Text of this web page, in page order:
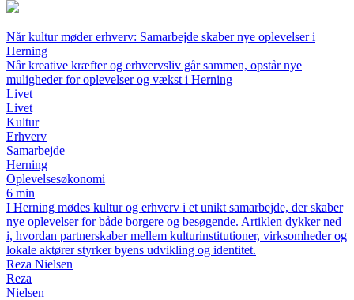
Når kultur møder erhverv: Samarbejde skaber nye oplevelser i
Herning
Når kreative kræfter og erhvervsliv går sammen, opstår nye
muligheder for oplevelser og vækst i Herning
Livet
Livet
Kultur
Erhverv
Samarbejde
Herning
Oplevelsesøkonomi
6 min
I Herning mødes kultur og erhverv i et unikt samarbejde, der skaber
nye oplevelser for både borgere og besøgende. Artiklen dykker ned
i, hvordan partnerskaber mellem kulturinstitutioner, virksomheder og
lokale aktører styrker byens udvikling og identitet.
Reza Nielsen
Reza
Nielsen